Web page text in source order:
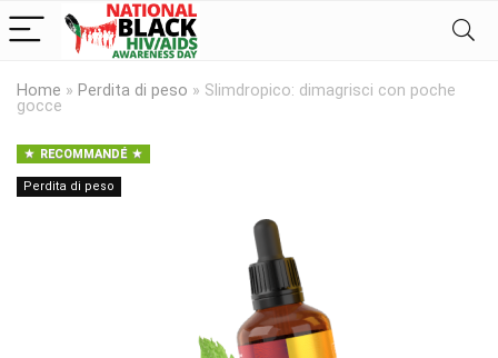
Home » Perdita di peso » Slimdropico: dimagrisci con poche
gocce
RECOMMANDÉ
Perdita di peso